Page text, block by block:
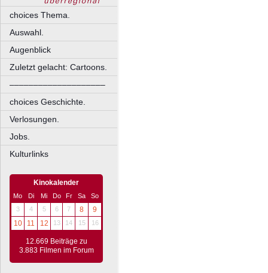
choices Thema.
Auswahl.
Augenblick
Zuletzt gelacht: Cartoons.
––––––––––––––––––––
choices Geschichte.
Verlosungen.
Jobs.
Kulturlinks
Kinokalender
Mo Di Mi Do Fr Sa
So
3
4 5 6 7 8
9
10
11 12 13 14 15 16
12.669 Beiträge zu
3.883 Filmen im Forum